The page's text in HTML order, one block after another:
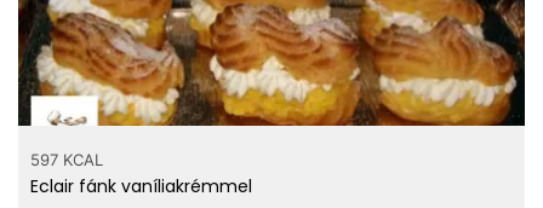
597 KCAL
Eclair fánk vaníliakrémmel